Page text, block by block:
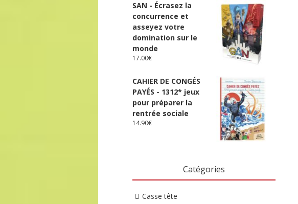
SAN - Écrasez la
concurrence et
asseyez votre
domination sur le
monde
17.00€
CAHIER DE CONGÉS
PAYÉS - 1312* jeux
pour préparer la
rentrée sociale
14.90€
Catégories
Casse tête